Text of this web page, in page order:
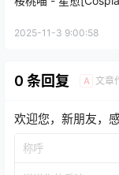
2025-11-3 9:00:58
0 条回复 A 文章
欢迎您，新朋友，